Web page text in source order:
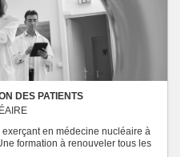
DES PATIENTS
en médecine nucléaire à
formation à renouveler tous les